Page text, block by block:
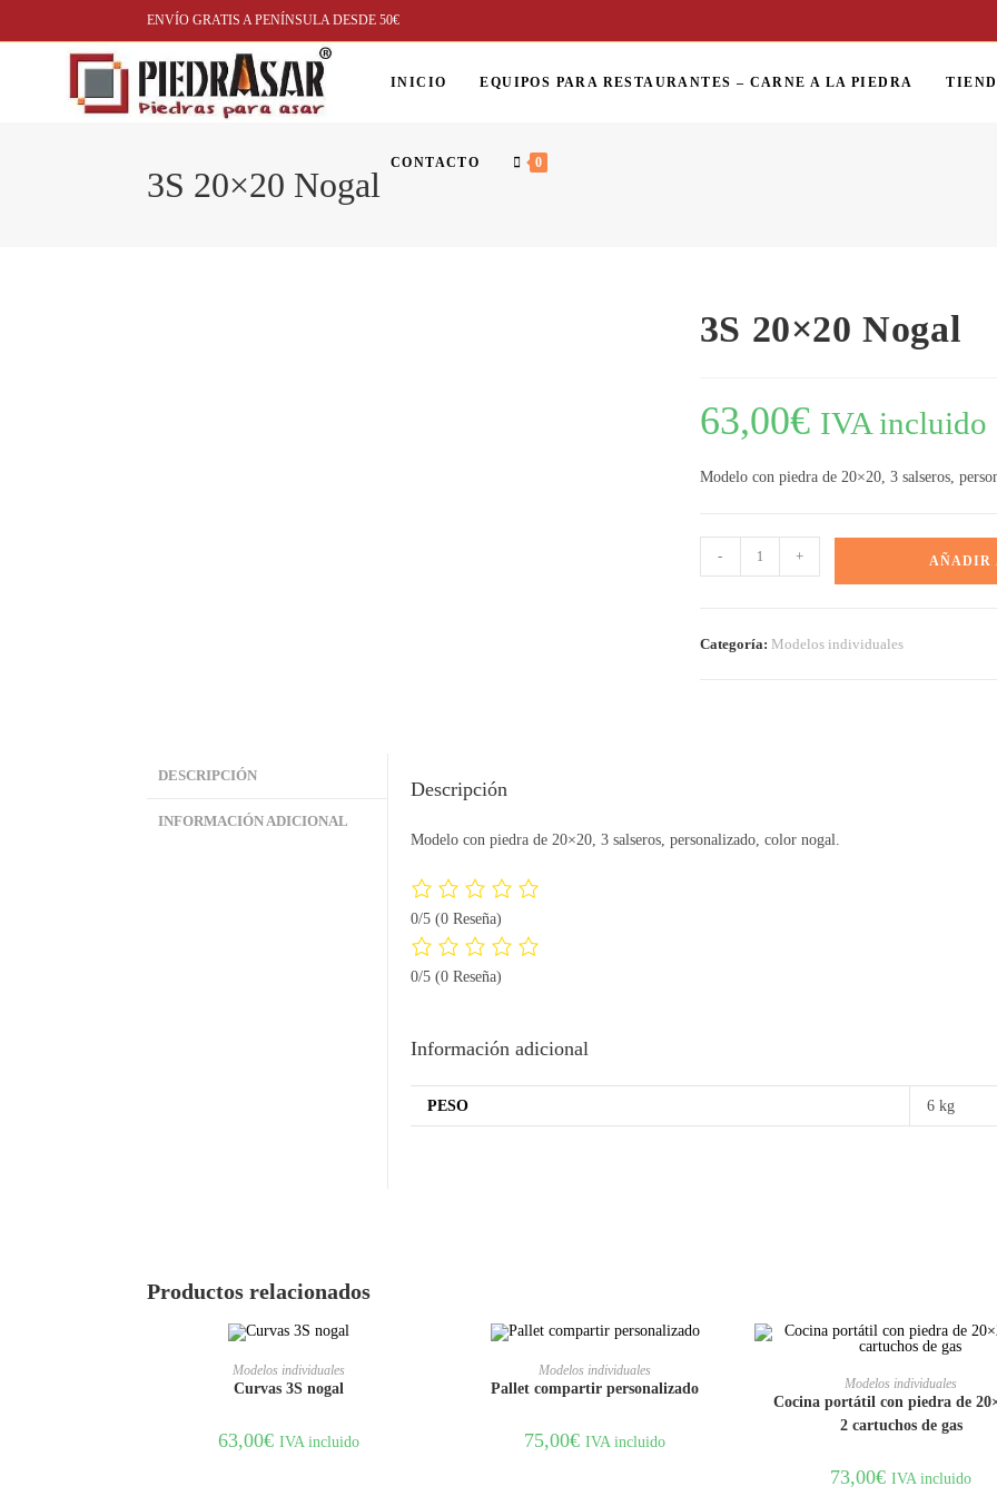
ENVÍO GRATIS A PENÍNSULA DESDE 50€
INICIO EQUIPOS PARA RESTAURANTES – CARNE A LA PIEDRA
CONTACTO 0
3S 20×20 Nogal
3S 20×20 Nogal
63,00€ IVA incluido
Modelo con piedra de 20×20, 3 salseros,
- + AÑADIR
Categoría: Modelos individuales
DESCRIPCIÓN
INFORMACIÓN ADICIONAL
Descripción
Modelo con piedra de 20×20, 3 salseros, personalizado, color nogal.
0/5 (0 Reseña)
0/5 (0 Reseña)
Información adicional
PESO 6 kg
Productos relacionados
AÑADIR AL CARRITO
Modelos individuales
Curvas 3S nogal
63,00€ IVA incluido
AÑADIR AL CARRITO
Modelos individuales
Pallet compartir personalizado
75,00€ IVA incluido
AÑADIR AL CARRITO
Modelos individuales
Cocina portátil con piedra de
2 cartuchos de gas
73,00€ IVA incluido